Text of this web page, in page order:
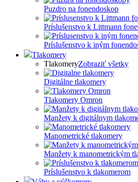
Puzdro na fonendoskop
Príslušenstvo k Littmann
Príslušenstvo k iným
Tlakomery
TlakomeryZobraziť všetky
Digitálne tlakomery
Tlakomery Omron
Manžety k digitálnym
Manometrické tlakomery
Manžety k manometrickým
Príslušenstvo k tlakomerom